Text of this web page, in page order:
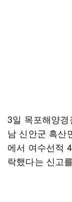
3일 목포해양
남 신안군 흑산
에서 여수선적
락했다는 신고